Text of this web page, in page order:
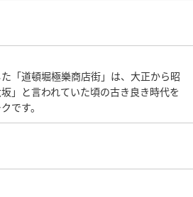
「道頓堀極樂商店街」は、大正から昭
」と言われていた頃の古き良き時代を
です。